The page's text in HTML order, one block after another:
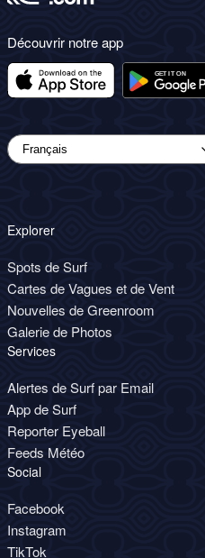
Découvrir notre app
Explorer
Spots de Surf
Cartes de Vagues et de Vent
Nouvelles de Greenroom
Galerie de Photos
Services
Alertes de Surf par Email
App de Surf
Reporter Eyeball
Feeds Météo
Social
Facebook
Instagram
TikTok